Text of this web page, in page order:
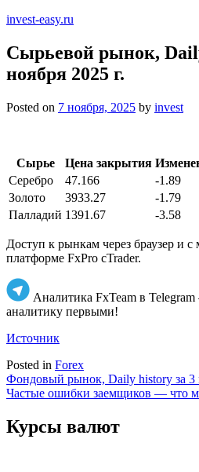
invest-easy.ru
Сырьевой рынок,
ноября 2025 г.
Posted on 7 ноября, 2025 by invest
Сырье Цена закрытия
Серебро
47.166
-1.89
Золото
3933.27
-1.79
Палладий 1391.67 -3.58
Доступ к рынкам через браузер и
платформе FxPro cTrader.
Аналитика FxTeam в Telegram
аналитику первыми!
Источник
Posted in Forex
Навигация
по
записям
Фондовый рынок, Daily history за 3
Частые ошибки заемщиков — что
Курсы валют